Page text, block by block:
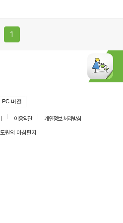
1
PC 버전
이용약관
개인정보 처리방침
원의 아침편지